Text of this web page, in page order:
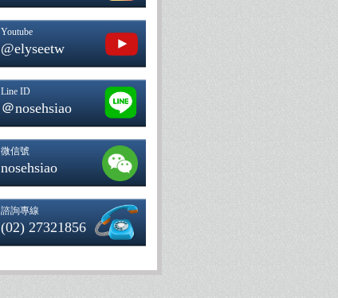
Youtube
@elyseetw
Line ID
＠nosehsiao
微信號
nosehsiao
諮詢專線
(02) 27321856